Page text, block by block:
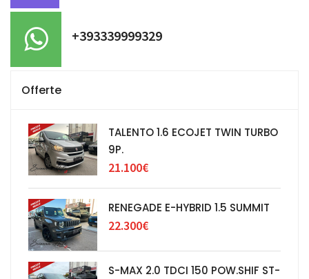
+393339999329
Offerte
TALENTO 1.6 ECOJET TWIN TURBO
9P.
21.100€
RENEGADE E-HYBRID 1.5 SUMMIT
22.300€
S-MAX 2.0 TDCI 150 POW.SHIF ST-